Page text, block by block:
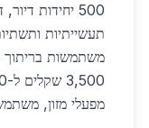
500 יחידות
תעשייתיות
מפעלי מזון,